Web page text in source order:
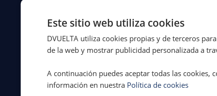
defendiendo
conductores
Este sitio web utiliza cookies
DVUELTA utiliza cookies propias y de terceros
de la web y mostrar publicidad personalizada a
A continuación puedes aceptar todas las cookies,
información en nuestra Política de cookies